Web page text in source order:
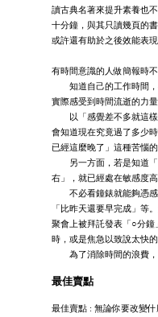
讀古典名著來提升素養也
十分鐘，與其只讀幾頁的
或許還有助於之後效能表現
有時間意識的人做簡報時
知道自己的工作時間，
實際感受到時間流逝的力量
以「感覺差不多就這樣
會知道現在究竟過了多少
已經這麼晚了」這種苦惱的
另一方面，若是知道「
右」，就已經處在敏感度
不必看鐘錶就能夠憑感
「比昨天還要早完成」等
聚會上被拜託發表「○分鐘
時，或是焦急以致說太快
為了消除時間的浪費，
最佳賣點
最佳賣點 : 無論你要改變